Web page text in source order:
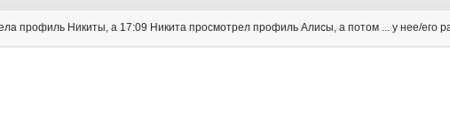
профиль Никиты, а 17:09 Никита просмотрел профиль Алисы, а потом ... у нее/его